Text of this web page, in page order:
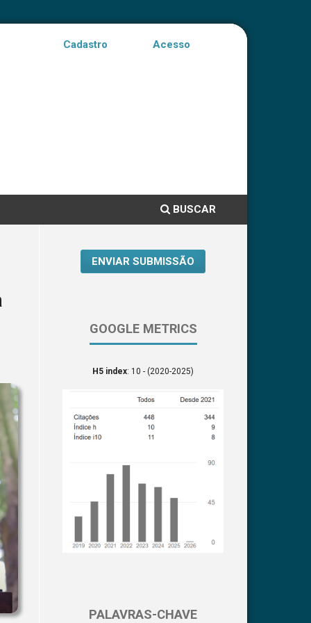
BUSCAR
Cadastro Acesso
ENVIAR SUBMISSÃO
GOOGLE METRICS
H5 index: 10 - (2020-2025)
PALAVRAS-CHAVE